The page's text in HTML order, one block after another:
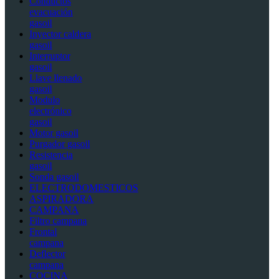
evacuación
gasoil
Inyector caldera
gasoil
Interruptor
gasoil
Llave llenado
gasoil
Modulo
electrónico
gasoil
Motor gasoil
Purgador gasoil
Resistencia
gasoil
Sonda gasoil
ELECTRODOMESTICOS
ASPIRADORA
CAMPANA
Filtro campana
Frontal
campana
Deflector
campana
COCINA